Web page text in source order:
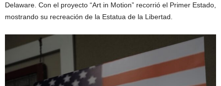
Delaware. Con el proyecto “Art in Motion” recorrió el Primer Estado,
mostrando su recreación de la Estatua de la Libertad.